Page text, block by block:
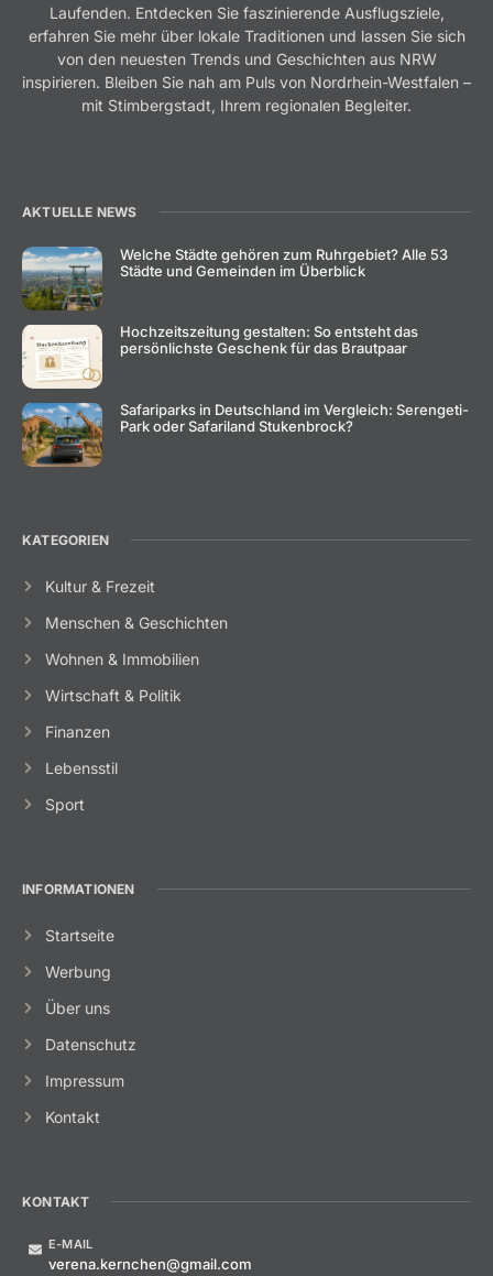
Laufenden. Entdecken Sie faszinierende Ausflugsziele,
erfahren Sie mehr über lokale Traditionen und lassen Sie sich
von den neuesten Trends und Geschichten aus NRW
inspirieren. Bleiben Sie nah am Puls von Nordrhein-Westfalen –
mit Stimbergstadt, Ihrem regionalen Begleiter.
AKTUELLE NEWS
Welche Städte gehören zum Ruhrgebiet? Alle 53
Städte und Gemeinden im Überblick
Hochzeitszeitung gestalten: So entsteht das
persönlichste Geschenk für das Brautpaar
Safariparks in Deutschland im Vergleich: Serengeti-
Park oder Safariland Stukenbrock?
KATEGORIEN
Kultur & Frezeit
Menschen & Geschichten
Wohnen & Immobilien
Wirtschaft & Politik
Finanzen
Lebensstil
Sport
INFORMATIONEN
Startseite
Werbung
Über uns
Datenschutz
Impressum
Kontakt
KONTAKT
E-MAIL
verena.kernchen@gmail.com